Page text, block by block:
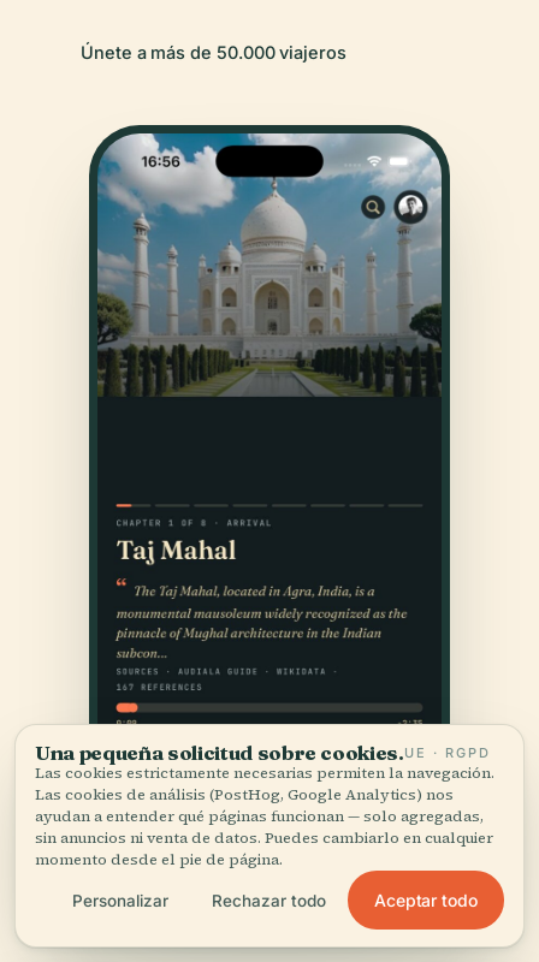
Únete a más de 50.000 viajeros
Una pequeña solicitud sobre cookies.UE · RGPD
Las cookies estrictamente necesarias permiten la navegación.
Las cookies de análisis (PostHog, Google Analytics) nos
ayudan a entender qué páginas funcionan — solo agregadas,
sin anuncios ni venta de datos. Puedes cambiarlo en cualquier
momento desde el pie de página.
Personalizar Rechazar todo Aceptar todo